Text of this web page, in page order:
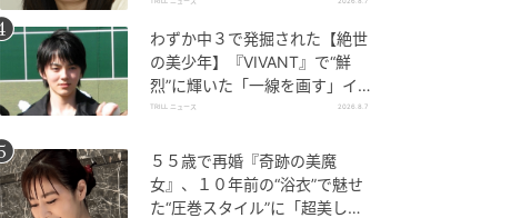
わずか中３で発掘された【絶世
の美少年】『VIVANT』で“鮮
烈”に輝いた「一線を画す」イケ
メン俳優
TRILL ニュース 2026.8.7
５５歳で再婚『奇跡の美魔
女』、１０年前の“浴衣”で魅せ
た“圧巻スタイル”に「超美し